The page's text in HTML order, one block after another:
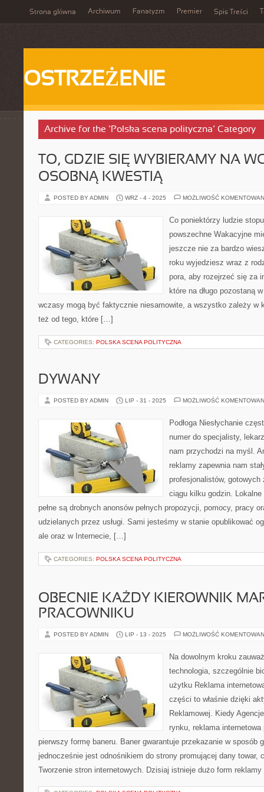
Strona główna Archiwum Fanatyzm Premier Spis Treści
OSTRZEŻENIE
Archive for the ‘Polska scena polityczna’ Category
TO, GDZIE SIĘ WYBIERAMY NA
OSOBNĄ KWESTIĄ
POSTED BY ADMIN WRZ - 4 - 2025 MOŻLIWOŚĆ
Co poniektórzy ludzie
powszechne Wakacyjne
jeszcze nie za bardzo
roku wyjedziesz wraz z
pora, aby rozejrzeć się za
które na długo pozostaną
wczasy mogą być faktycznie niesamowite, a wszystko zależy w
też od tego, które […]
CATEGORIES: POLSKA SCENA POLITYCZNA
DYWANY
POSTED BY ADMIN LIP - 31 - 2025 MOŻLIWOŚĆ
Podłoga Niesłychanie
numer do specjalisty,
nam przychodzi na myśl.
reklamy zapewnia nam
profesjonalistów, gotowych
ciągu kilku godzin.
pełne są drobnych anonsów pełnych propozycji, pomocy, pracy
udzielanych przez usługi. Sami jesteśmy w stanie opublikować
ale oraz w Internecie, […]
CATEGORIES: POLSKA SCENA POLITYCZNA
OBECNIE KAŻDY KIEROWNIK
PRACOWNIKU
POSTED BY ADMIN LIP - 13 - 2025 MOŻLIWOŚĆ
Na dowolnym kroku
technologia, szczególnie
użytku Reklama
części to właśnie dzięki
Reklamowej. Kiedy
rynku, reklama internetowa
pierwszy formę baneru. Baner gwarantuje przekazanie w sposób
jednocześnie jest odnośnikiem do strony promującej dany towar,
Tworzenie stron internetowych. Dzisiaj istnieje dużo form